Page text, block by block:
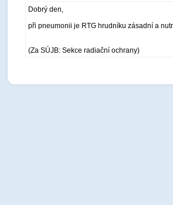
Dobrý den,
při pneumonii je RTG hrudníku zásadní a
(Za SÚJB: Sekce radiační ochrany)